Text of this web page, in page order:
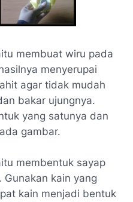
membuat wiru pada
menyerupai
agar tidak mudah
bakar ujungnya.
yang satunya dan
gambar.
membentuk sayap
kain yang
kain menjadi bentuk